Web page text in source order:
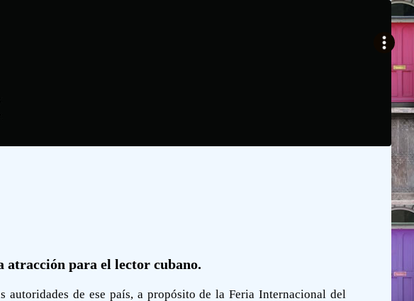
atracción para el lector cubano.
de ese país, a propósito de la Feria Internacional del